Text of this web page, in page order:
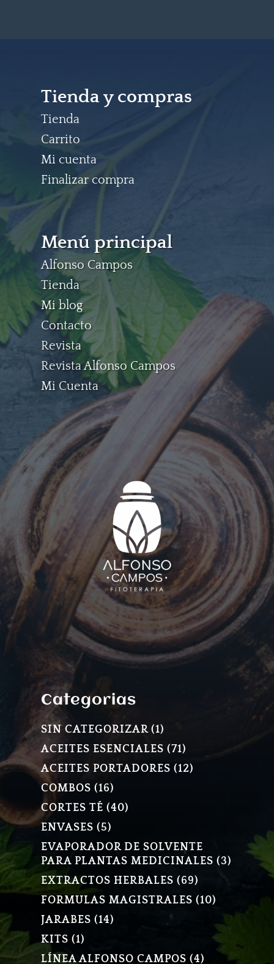
Tienda y compras
Tienda
Carrito
Mi cuenta
Finalizar compra
Menú principal
Alfonso Campos
Tienda
Mi blog
Contacto
Revista
Revista Alfonso Campos
Mi Cuenta
Categorias
SIN CATEGORIZAR 11
PRODUCTO
ACEITES ESENCIALES 7171
PRODUCTOS
ACEITES PORTADORES 1212
COMBOS 1616
PRODUCTOS
CORTES TÉ 4040
ENVASES 55
PRODUCTOS
EVAPORADOR DE SOLVENTE
PARA PLANTAS MEDICINALES
33
EXTRACTOS HERBALES 6969
PRODUCTOS
FORMULAS MAGISTRALES 1010
JARABES 1414
KITS 11
PRODUCTO
LÍNEA ALFONSO CAMPOS 44